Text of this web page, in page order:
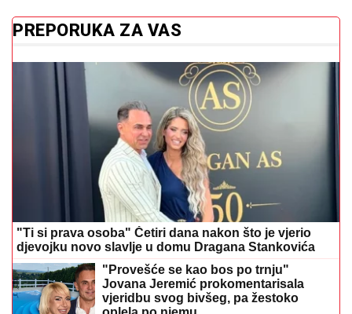
PREPORUKA ZA VAS
"Ti si prava osoba" Četiri dana nakon što je vjerio
djevojku novo slavlje u domu Dragana Stankovića
"Provešće se kao bos po trnju"
Jovana Jeremić prokomentarisala
vjeridbu svog bivšeg, pa žestoko